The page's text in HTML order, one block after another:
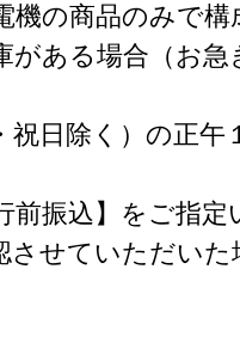
の商品のみで構
ある場合（お急
日除く）の正午
振込】をご指定
させていただいた